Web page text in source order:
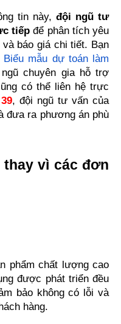
tin này, đội ngũ tư
tiếp để phân tích yêu
báo giá chi tiết. Bạn
Biểu mẫu dự toán làm
chuyên gia hỗ trợ
có thể liên hệ trực
, đội ngũ tư vấn của
đưa ra phương án phù
thay vì các đơn
phẩm chất lượng cao
được phát triển đều
bảo không có lỗi và
hàng.